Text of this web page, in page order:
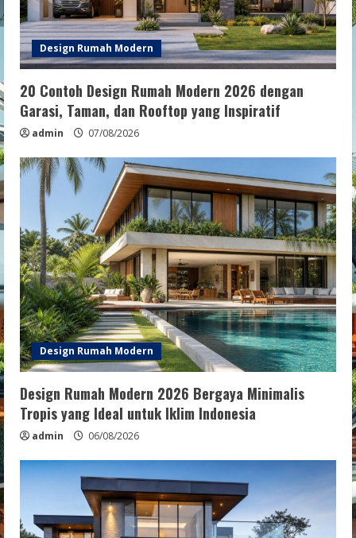
Design Rumah Modern
20 Contoh Design Rumah Modern 2026 dengan
Garasi, Taman, dan Rooftop yang Inspiratif
admin 07/08/2026
Design Rumah Modern
Design Rumah Modern 2026 Bergaya Minimalis
Tropis yang Ideal untuk Iklim Indonesia
admin 06/08/2026